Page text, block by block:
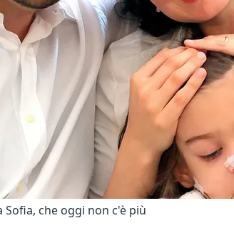
che oggi non c'è più